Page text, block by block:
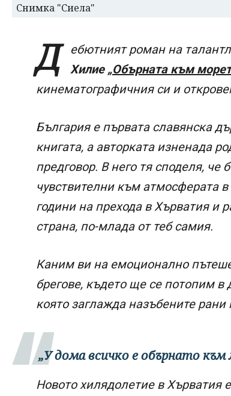
Снимка "Сиела"
Д ебютният роман на
Хилие „Обърната към
кинематографичния си и
България е първата славянска
книгата, а авторката изненада
предговор. В него тя споделя, че
чувствителни към атмосферата
години на прехода в Хърватия и
страна, по-млада от теб самия.
Каним ви на емоционално
брегове, където ще се потопим в
която заглажда назъбените рани
„У дома всичко е обърнато
Новото хилядолетие в Хърватия